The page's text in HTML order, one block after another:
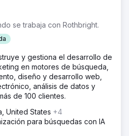
se trabaja con Rothbright.
y gestiona el desarrollo de
en motores de búsqueda,
diseño y desarrollo web,
análisis de datos y
de 100 clientes.
United States +4
para búsquedas con IA